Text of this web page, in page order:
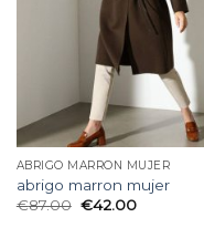
ABRIGO MARRON MUJER
abrigo marron mujer
€87.00 €42.00